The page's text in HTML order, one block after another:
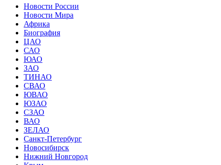
Новости России
Новости Мира
Африка
Биография
ЦАО
САО
ЮАО
ЗАО
ТИНАО
СВАО
ЮВАО
ЮЗАО
СЗАО
ВАО
ЗЕЛАО
Санкт-Петербург
Новосибирск
Нижний Новгород